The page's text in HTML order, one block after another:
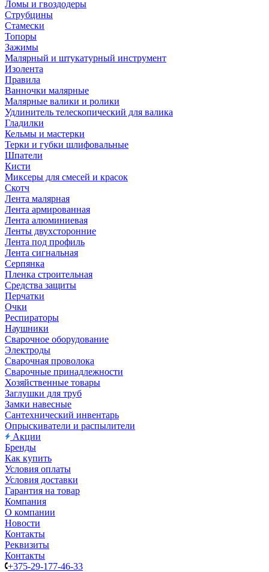
Ломы и гвоздодеры
Струбцины
Стамески
Топоры
Зажимы
Малярный и штукатурный инструмент
Изолента
Правила
Ванночки малярные
Малярные валики и ролики
Удлинитель телескопический для валика
Гладилки
Кельмы и мастерки
Терки и губки шлифовальные
Шпатели
Кисти
Миксеры для смесей и красок
Скотч
Лента малярная
Лента армированная
Лента алюминиевая
Ленты двухсторонние
Лента под профиль
Лента сигнальная
Серпянка
Пленка строительная
Средства защиты
Перчатки
Очки
Респираторы
Наушники
Сварочное оборудование
Электроды
Сварочная проволока
Сварочные принадлежности
Хозяйственные товары
Заглушки для труб
Замки навесные
Сантехнический инвентарь
Опрыскиватели и распылители
Акции
Бренды
Как купить
Условия оплаты
Условия доставки
Гарантия на товар
Компания
О компании
Новости
Контакты
Реквизиты
Контакты
+375-29-177-46-33